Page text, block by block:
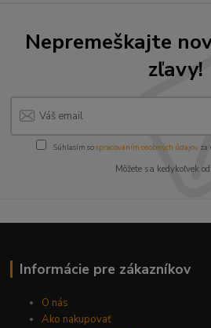
Nepremeškajte
zľavy!
Súhlasím sospracovaním osobných údajov za
Môžete sa kedykoľvek
Informácie pre zákazníkov
O nás
Ako nakupovať